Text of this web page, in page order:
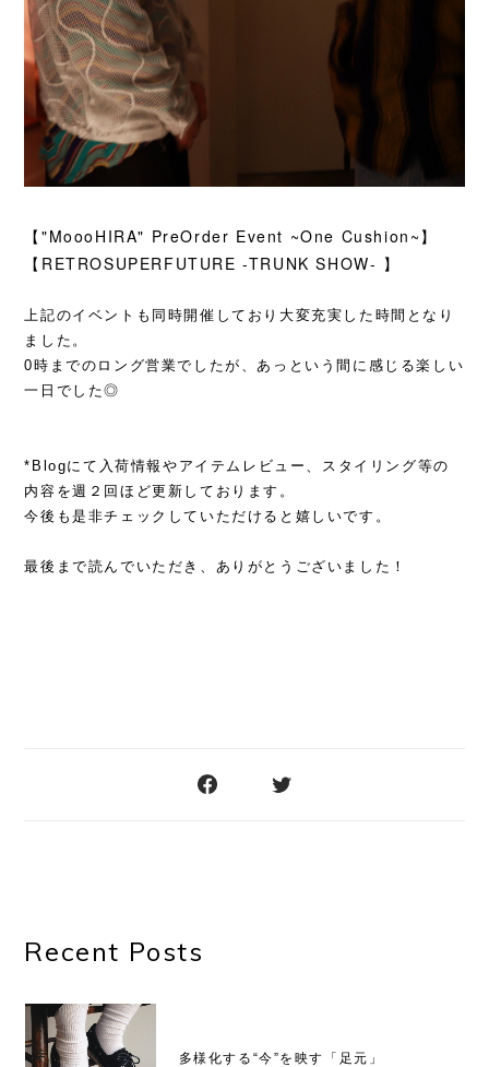
【"MoooHIRA" PreOrder Event ~One Cushion~】
【RETROSUPERFUTURE -TRUNK SHOW- 】
上記のイベントも同時開催しており大変充実した時間となり
ました。
0時までのロング営業でしたが、あっという間に感じる楽しい
一日でした◎
*Blogにて入荷情報やアイテムレビュー、スタイリング等の
内容を週２回ほど更新しております。
今後も是非チェックしていただけると嬉しいです。
最後まで読んでいただき、ありがとうございました！
Recent Posts
多様化する“今”を映す「足元」